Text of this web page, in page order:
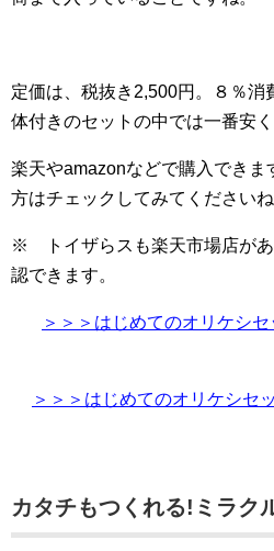
定価は、税抜き2,500円。８％消
体付きのセットの中では一番安く
楽天やamazonなどで購入できま
方はチェックしてみてくださいね
※ トイザらスも楽天市場店があ
認できます。
＞＞＞はじめてのオリケシ
＞＞＞はじめてのオリケシセ
カタチもつくれる!ミラク